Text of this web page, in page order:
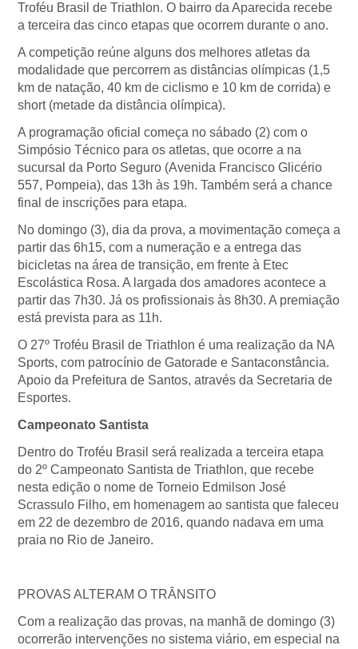
Troféu Brasil de Triathlon. O bairro da Aparecida recebe
a terceira das cinco etapas que ocorrem durante o ano.
A competição reúne alguns dos melhores atletas da
modalidade que percorrem as distâncias olímpicas (1,5
km de natação, 40 km de ciclismo e 10 km de corrida) e
short (metade da distância olímpica).
A programação oficial começa no sábado (2) com o
Simpósio Técnico para os atletas, que ocorre a na
sucursal da Porto Seguro (Avenida Francisco Glicério
557, Pompeia), das 13h às 19h. Também será a chance
final de inscrições para etapa.
No domingo (3), dia da prova, a movimentação começa a
partir das 6h15, com a numeração e a entrega das
bicicletas na área de transição, em frente à Etec
Escolástica Rosa. A largada dos amadores acontece a
partir das 7h30. Já os profissionais às 8h30. A premiação
está prevista para as 11h.
O 27º Troféu Brasil de Triathlon é uma realização da NA
Sports, com patrocínio de Gatorade e Santaconstância.
Apoio da Prefeitura de Santos, através da Secretaria de
Esportes.
Campeonato Santista
Dentro do Troféu Brasil será realizada a terceira etapa
do 2º Campeonato Santista de Triathlon, que recebe
nesta edição o nome de Torneio Edmilson José
Scrassulo Filho, em homenagem ao santista que faleceu
em 22 de dezembro de 2016, quando nadava em uma
praia no Rio de Janeiro.
PROVAS ALTERAM O TRÂNSITO
Com a realização das provas, na manhã de domingo (3)
ocorrerão intervenções no sistema viário, em especial na